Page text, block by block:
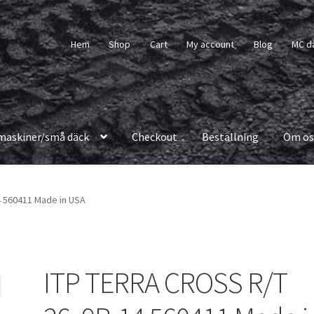
Hem Shop Cart My account Blog MC
små däck Checkout Beställning Om
560411 Made in USA
ITP TERRA CROSS R/T